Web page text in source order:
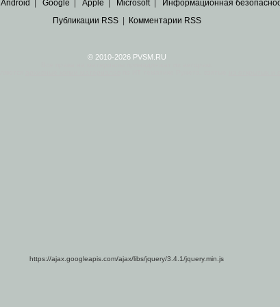
Android Google Apple Microsoft| Информационная
Публикации RSS| Комментарии RSS
© 2010-2026 PVSM.RU
https://ajax.googleapis.com/ajax/libs/jquery/3.4.1/jquery.min.js